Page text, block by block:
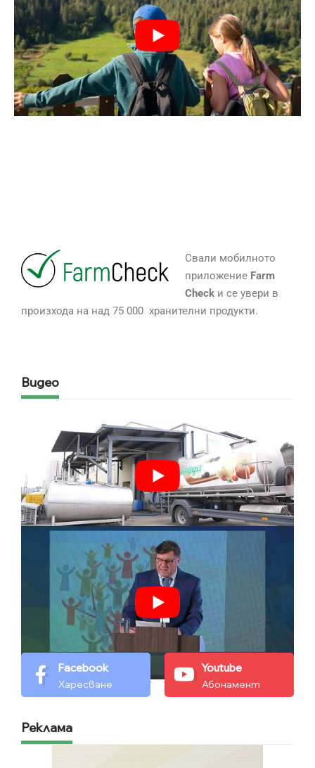
Свали мобилното
приложение Farm
Checkи се увери в
произхода на над 75 000 хранителни продукти.
Видео
Facebook
Харесване
Youtube
Абонамент
Реклама